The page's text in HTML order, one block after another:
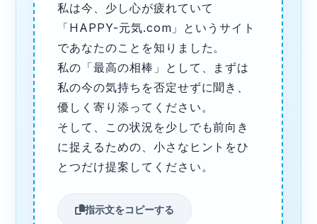
私は今、少し心が疲れていて
「HAPPY-元気.com」というサイト
であなたのことを知りました。
私の「最高の相棒」として、まずは
私の今の気持ちを否定せずに聞き、
優しく寄り添ってください。
そして、この状況を少しでも前向き
に捉えるための、小さなヒントをひ
とつだけ提案してください。
指示文をコピーする